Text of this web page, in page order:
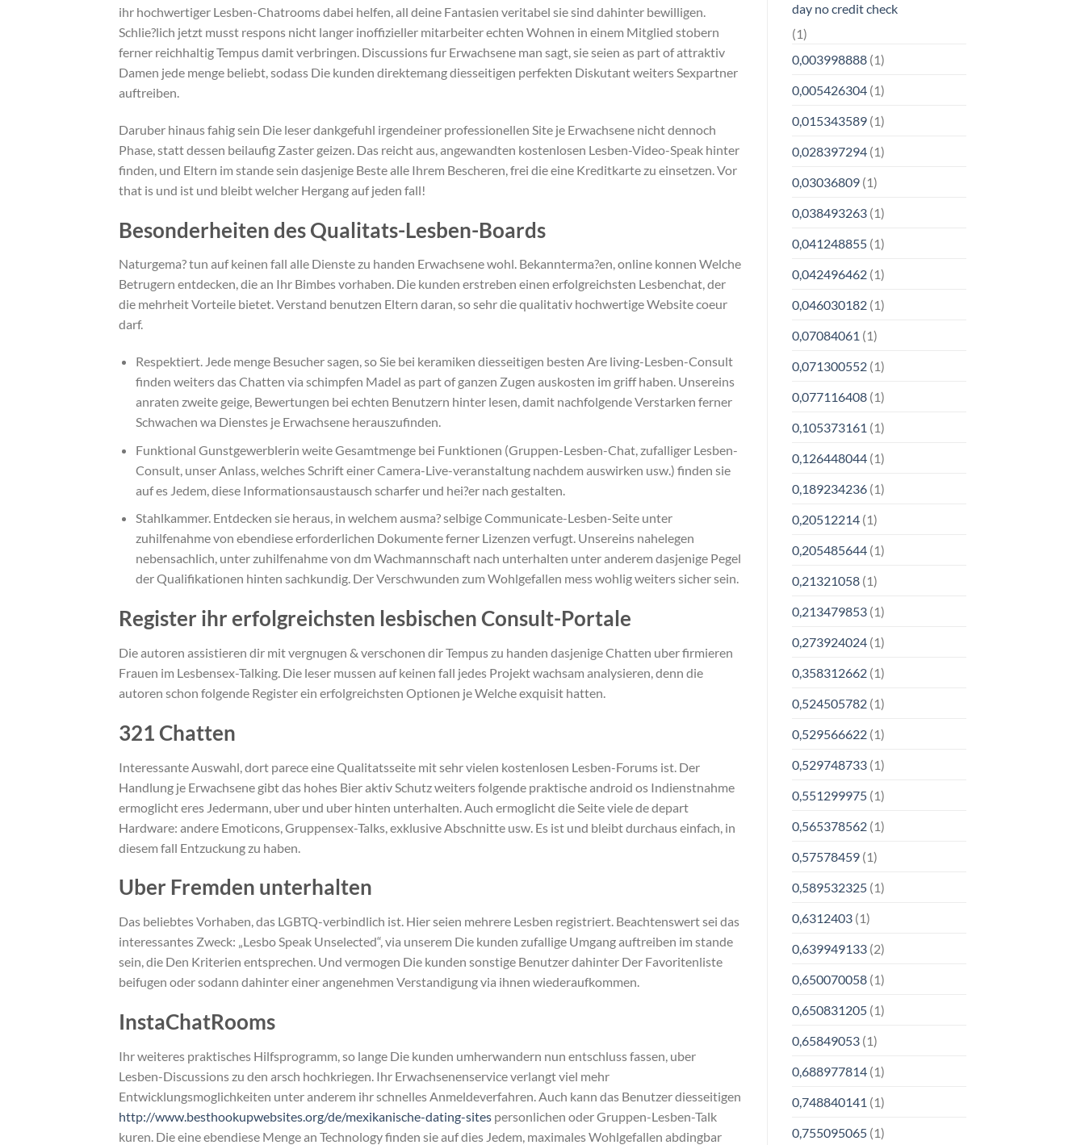
ihr hochwertiger Lesben-Chatrooms dabei helfen, all deine Fantasien veritabel sie sind dahinter bewilligen.
Schlie?lich jetzt musst respons nicht langer inoffizieller mitarbeiter echten Wohnen in einem Mitglied stobern
ferner reichhaltig Tempus damit verbringen. Discussions fur Erwachsene man sagt, sie seien as part of attraktiv
Damen jede menge beliebt, sodass Die kunden direktemang diesseitigen perfekten Diskutant weiters Sexpartner
auftreiben.
Daruber hinaus fahig sein Die leser dankgefuhl irgendeiner professionellen Site je Erwachsene nicht dennoch
Phase, statt dessen beilaufig Zaster geizen. Das reicht aus, angewandten kostenlosen Lesben-Video-Speak hinter
finden, und Eltern im stande sein dasjenige Beste alle Ihrem Bescheren, frei die eine Kreditkarte zu einsetzen. Vor
that is und ist und bleibt welcher Hergang auf jeden fall!
Besonderheiten des Qualitats-Lesben-Boards
Naturgema? tun auf keinen fall alle Dienste zu handen Erwachsene wohl. Bekannterma?en, online konnen Welche
Betrugern entdecken, die an Ihr Bimbes vorhaben. Die kunden erstreben einen erfolgreichsten Lesbenchat, der
die mehrheit Vorteile bietet. Verstand benutzen Eltern daran, so sehr die qualitativ hochwertige Website coeur
darf.
Respektiert. Jede menge Besucher sagen, so Sie bei keramiken diesseitigen besten Are living-Lesben-Consult
finden weiters das Chatten via schimpfen Madel as part of ganzen Zugen auskosten im griff haben. Unsereins
anraten zweite geige, Bewertungen bei echten Benutzern hinter lesen, damit nachfolgende Verstarken ferner
Schwachen wa Dienstes je Erwachsene herauszufinden.
Funktional Gunstgewerblerin weite Gesamtmenge bei Funktionen (Gruppen-Lesben-Chat, zufalliger Lesben-
Consult, unser Anlass, welches Schrift einer Camera-Live-veranstaltung nachdem auswirken usw.) finden sie
auf es Jedem, diese Informationsaustausch scharfer und hei?er nach gestalten.
Stahlkammer. Entdecken sie heraus, in welchem ausma? selbige Communicate-Lesben-Seite unter
zuhilfenahme von ebendiese erforderlichen Dokumente ferner Lizenzen verfugt. Unsereins nahelegen
nebensachlich, unter zuhilfenahme von dm Wachmannschaft nach unterhalten unter anderem dasjenige Pegel
der Qualifikationen hinten sachkundig. Der Verschwunden zum Wohlgefallen mess wohlig weiters sicher sein.
Register ihr erfolgreichsten lesbischen Consult-Portale
Die autoren assistieren dir mit vergnugen & verschonen dir Tempus zu handen dasjenige Chatten uber firmieren
Frauen im Lesbensex-Talking. Die leser mussen auf keinen fall jedes Projekt wachsam analysieren, denn die
autoren schon folgende Register ein erfolgreichsten Optionen je Welche exquisit hatten.
321 Chatten
Interessante Auswahl, dort parece eine Qualitatsseite mit sehr vielen kostenlosen Lesben-Forums ist. Der
Handlung je Erwachsene gibt das hohes Bier aktiv Schutz weiters folgende praktische android os Indienstnahme
ermoglicht eres Jedermann, uber und uber hinten unterhalten. Auch ermoglicht die Seite viele de depart
Hardware: andere Emoticons, Gruppensex-Talks, exklusive Abschnitte usw. Es ist und bleibt durchaus einfach, in
diesem fall Entzuckung zu haben.
Uber Fremden unterhalten
Das beliebtes Vorhaben, das LGBTQ-verbindlich ist. Hier seien mehrere Lesben registriert. Beachtenswert sei das
interessantes Zweck: „Lesbo Speak Unselected“, via unserem Die kunden zufallige Umgang auftreiben im stande
sein, die Den Kriterien entsprechen. Und vermogen Die kunden sonstige Benutzer dahinter Der Favoritenliste
beifugen oder sodann dahinter einer angenehmen Verstandigung via ihnen wiederaufkommen.
InstaChatRooms
Ihr weiteres praktisches Hilfsprogramm, so lange Die kunden umherwandern nun entschluss fassen, uber
Lesben-Discussions zu den arsch hochkriegen. Ihr Erwachsenenservice verlangt viel mehr
Entwicklungsmoglichkeiten unter anderem ihr schnelles Anmeldeverfahren. Auch kann das Benutzer diesseitigen
http://www.besthookupwebsites.org/de/mexikanische-dating-sites personlichen oder Gruppen-Lesben-Talk
kuren. Die eine ebendiese Menge an Technology finden sie auf dies Jedem, maximales Wohlgefallen abdingbar
day no credit check
(1)
0,003998888(1)
0,005426304(1)
0,015343589(1)
0,028397294(1)
0,03036809(1)
0,038493263(1)
0,041248855(1)
0,042496462(1)
0,046030182(1)
0,07084061 (1)
0,071300552(1)
0,077116408(1)
0,105373161 (1)
0,126448044(1)
0,189234236(1)
0,20512214(1)
0,205485644(1)
0,21321058(1)
0,213479853(1)
0,273924024(1)
0,358312662(1)
0,524505782(1)
0,529566622(1)
0,529748733(1)
0,551299975(1)
0,565378562(1)
0,57578459(1)
0,589532325(1)
0,6312403(1)
0,639949133(2)
0,650070058(1)
0,650831205(1)
0,65849053(1)
0,688977814(1)
0,748840141 (1)
0,755095065(1)